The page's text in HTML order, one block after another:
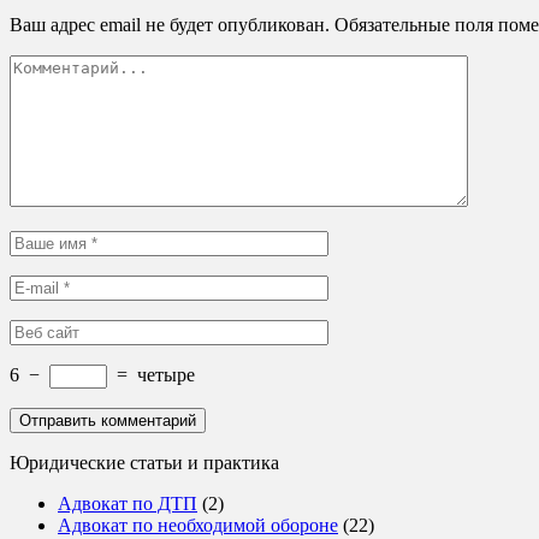
Ваш адрес email не будет опубликован. Обязательные поля
6 − = четыре
Юридические статьи и практика
Адвокат по ДТП (2)
Адвокат по необходимой обороне (22)